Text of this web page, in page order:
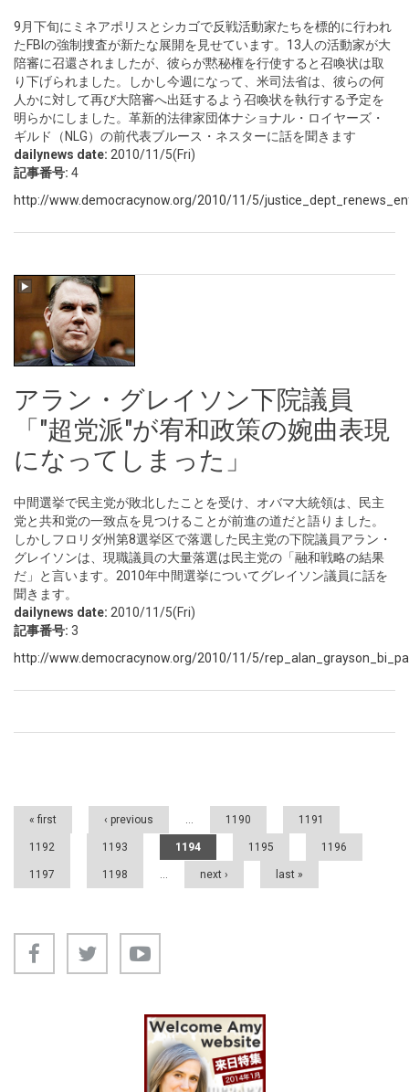
9月下旬にミネアポリスとシカゴで反戦活動家たちを標的に行われ
たFBIの強制捜査が新たな展開を見せています。13人の活動家が大
陪審に召還されましたが、彼らが黙秘権を行使すると召喚状は取
り下げられました。しかし今週になって、米司法省は、彼らの何
人かに対して再び大陪審へ出廷するよう召喚状を執行する予定を
明らかにしました。革新的法律家団体ナショナル・ロイヤーズ・
ギルド（NLG）の前代表ブルース・ネスターに話を聞きます
dailynews date: 2010/11/5(Fri)
記事番号: 4
http://www.democracynow.org/2010/11/5/
アラン・グレイソン下院議員
「"超党派"が宥和政策の婉曲表現
になってしまった」
中間選挙で民主党が敗北したことを受け、オバマ大統領は、民主
党と共和党の一致点を見つけることが前進の道だと語りました。
しかしフロリダ州第8選挙区で落選した民主党の下院議員アラン・
グレイソンは、現職議員の大量落選は民主党の「融和戦略の結果
だ」と言います。2010年中間選挙についてグレイソン議員に話を
聞きます。
dailynews date: 2010/11/5(Fri)
記事番号: 3
http://www.democracynow.org/2010/11/5/
« first ‹ previous … 1190 1191
1192 1193 1194 1195 1196
1197 1198 … next › last »